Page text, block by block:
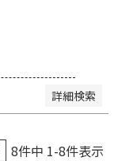
詳細検索
8件中 1-8件表示